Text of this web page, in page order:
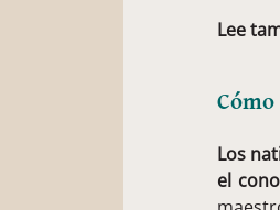
Lee
Cómo
Los
el